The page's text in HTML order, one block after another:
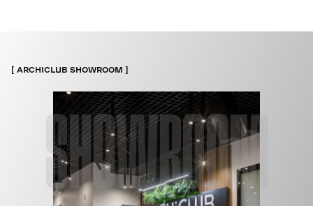
SHOWROOM
ARCHICLUB SHOWROOM